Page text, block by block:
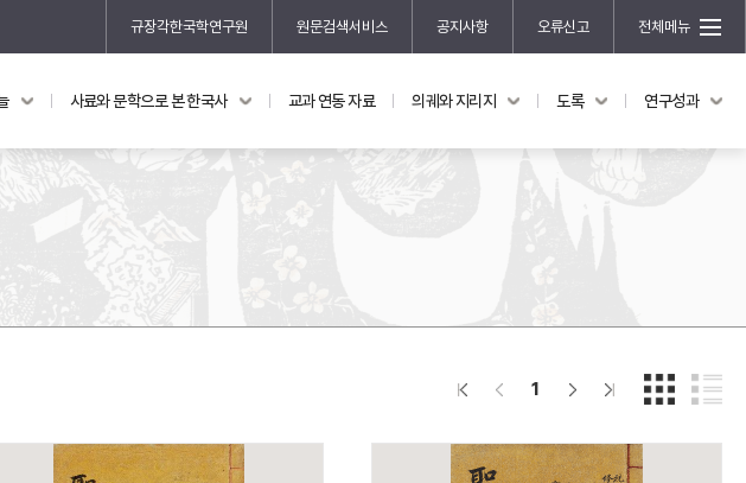
규장각한국학연구원 원문검색서비스 공지사항 오류신고 전체메뉴
와 지리지 도록 연구성과
신진학자 초청 연구교류 사업
규장각-산기 연구비 지원 사업
기획연구
사료와 문학으로 본 한국사 교과 연동 자료 의궤와 지리지 도록 연구성과
1